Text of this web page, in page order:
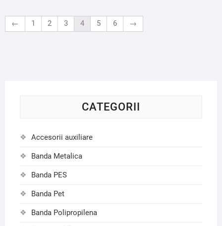
← 1 2 3 4 5 6 →
CATEGORII
Accesorii auxiliare
Banda Metalica
Banda PES
Banda Pet
Banda Polipropilena